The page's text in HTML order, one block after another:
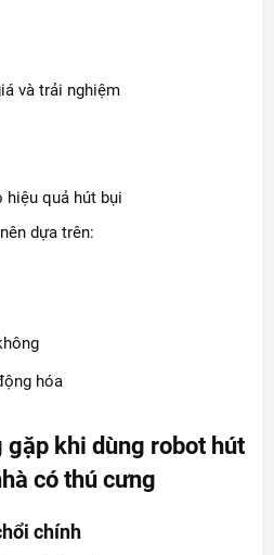
và trải nghiệm
hiệu quả hút bụi
dựa trên:
hóa
khi dùng robot hút
có thú cưng
chính